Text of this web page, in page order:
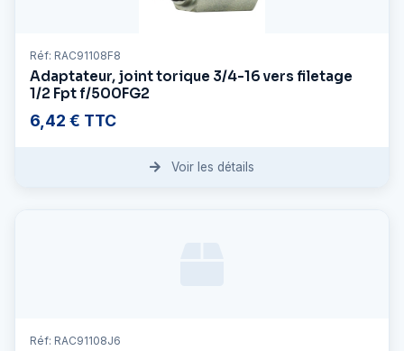
Réf: RAC91108F8
Adaptateur, joint torique 3/4-16 vers filetage
1/2 Fpt f/500FG2
6,42 € TTC
Voir les détails
Réf: RAC91108J6